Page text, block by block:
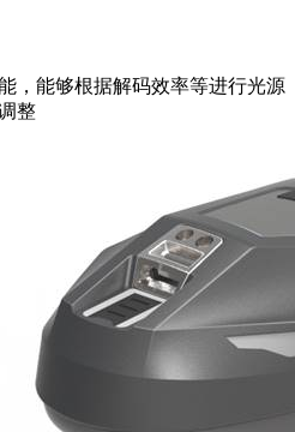
，能够根据解码效率等进行光源
整